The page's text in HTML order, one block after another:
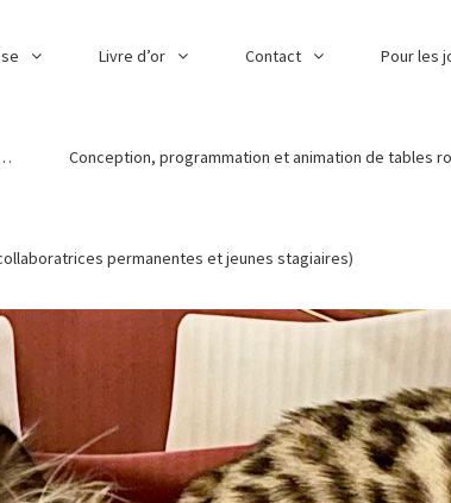
Livre d’or Contact Pour les
Conception, programmation et animation de tables
permanentes et jeunes stagiaires)